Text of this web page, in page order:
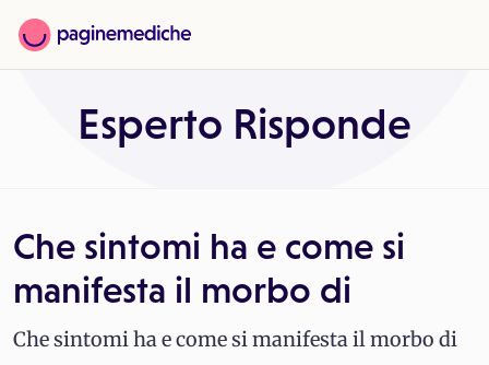
Esperto Risponde
Che sintomi ha e come si
manifesta il morbo di
Che sintomi ha e come si manifesta il morbo di